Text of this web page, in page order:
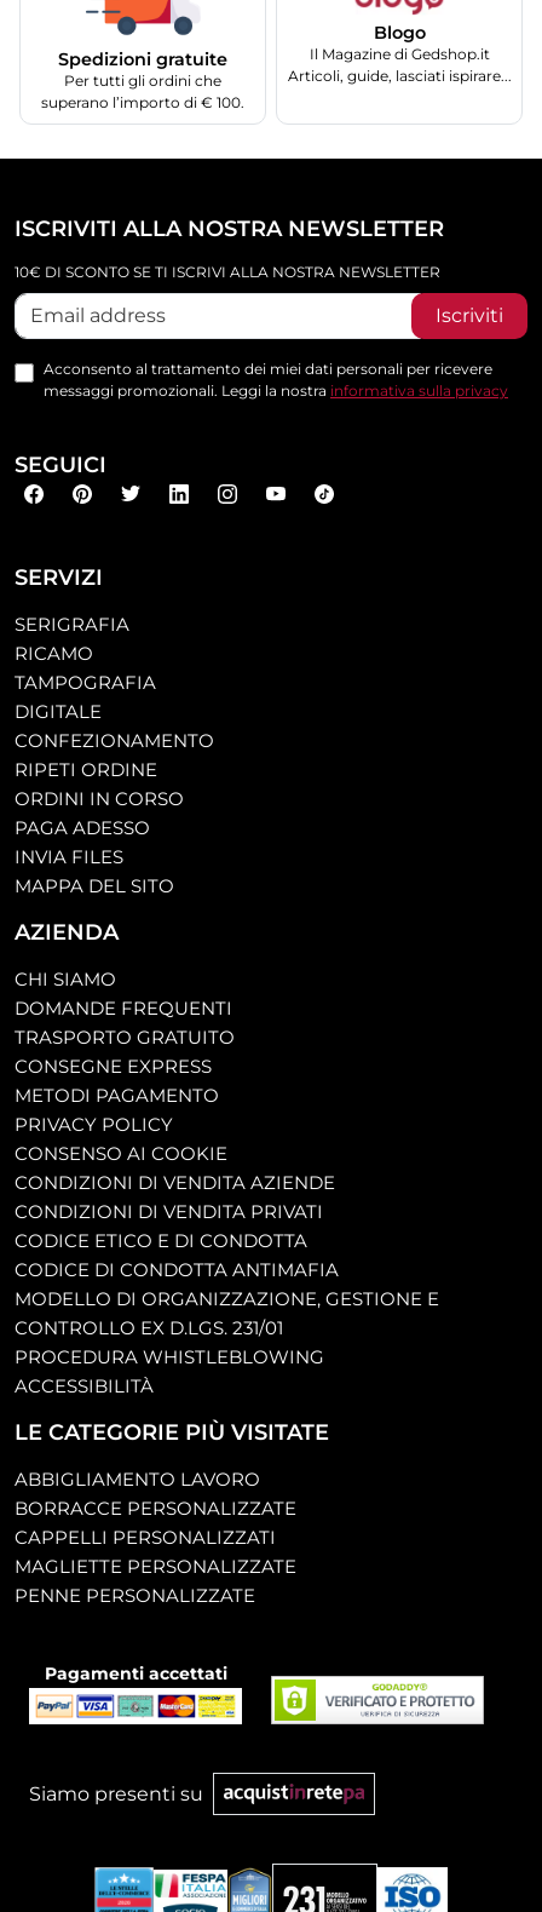
Spedizioni gratuite
Per tutti gli ordini che
superano l’importo di € 100.
Blogo
Il Magazine di Gedshop.it
Articoli, guide, lasciati ispirare...
SERVIZI
SERIGRAFIA
RICAMO
TAMPOGRAFIA
DIGITALE
CONFEZIONAMENTO
RIPETI ORDINE
ORDINI IN CORSO
PAGA ADESSO
INVIA FILES
MAPPA DEL SITO
AZIENDA
CHI SIAMO
DOMANDE FREQUENTI
TRASPORTO GRATUITO
CONSEGNE EXPRESS
METODI PAGAMENTO
PRIVACY POLICY
CONSENSO AI COOKIE
CONDIZIONI DI VENDITA AZIENDE
CONDIZIONI DI VENDITA PRIVATI
CODICE ETICO E DI CONDOTTA
CODICE DI CONDOTTA ANTIMAFIA
MODELLO DI ORGANIZZAZIONE, GESTIONE E
CONTROLLO EX D.LGS. 231/01
PROCEDURA WHISTLEBLOWING
ACCESSIBILITÀ
LE CATEGORIE PIÙ VISITATE
ABBIGLIAMENTO LAVORO
BORRACCE PERSONALIZZATE
CAPPELLI PERSONALIZZATI
MAGLIETTE PERSONALIZZATE
PENNE PERSONALIZZATE
ISCRIVITI ALLA NOSTRA NEWSLETTER
10€ DI SCONTO SE TI ISCRIVI ALLA NOSTRA NEWSLETTER
Iscriviti
Acconsento al trattamento dei miei dati personali per ricevere
messaggi promozionali. Leggi la nostra informativa sulla privacy
SEGUICI
Pagamenti accettati
Siamo presenti su